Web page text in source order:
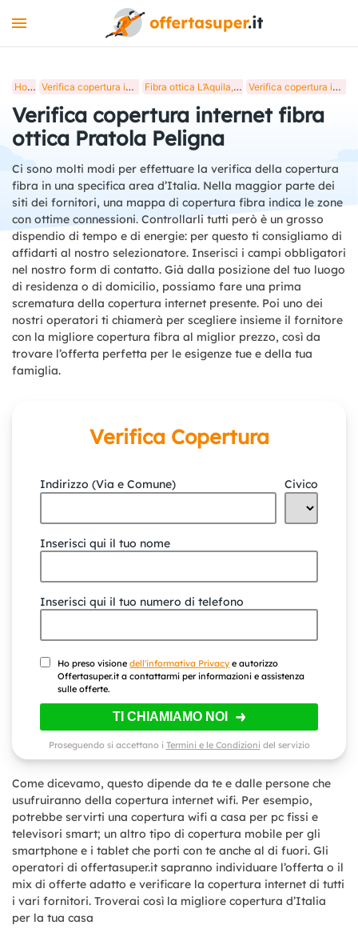
MOBILE
LUCE E GAS
STREAMING
STRUMENTI +
BLOG
Home Verifica copertura internet fibra ottica in Italia Fibra ottica L’Aquila, verifica copertura internet Verifica copertura internet fibra ottica Pratola Peligna
Verifica copertura internet fibra
ottica Pratola Peligna
Ci sono molti modi per effettuare la verifica della copertura
fibra in una specifica area d’Italia. Nella maggior parte dei
siti dei fornitori, una mappa di copertura fibra indica le zone
con ottime connessioni. Controllarli tutti però è un grosso
dispendio di tempo e di energie: per questo ti consigliamo di
affidarti al nostro selezionatore. Inserisci i campi obbligatori
nel nostro form di contatto. Già dalla posizione del tuo luogo
di residenza o di domicilio, possiamo fare una prima
scrematura della copertura internet presente. Poi uno dei
nostri operatori ti chiamerà per scegliere insieme il fornitore
con la migliore copertura fibra al miglior prezzo, così da
trovare l’offerta perfetta per le esigenze tue e della tua
famiglia.
Verifica Copertura
Indirizzo (Via e Comune) Civico
Inserisci qui il tuo nome
Inserisci qui il tuo numero di telefono
Ho preso visionedell'informativa Privacye autorizzo
Offertasuper.it a contattarmi per informazioni e assistenza
sulle offerte.
TI CHIAMIAMO NOI
Proseguendo si accettano i Termini e le Condizioni del servizio
Come dicevamo, questo dipende da te e dalle persone che
usufruiranno della copertura internet wifi. Per esempio,
potrebbe servirti una copertura wifi a casa per pc fissi e
televisori smart; un altro tipo di copertura mobile per gli
smartphone e i tablet che porti con te anche al di fuori. Gli
operatori di offertasuper.it sapranno individuare l’offerta o il
mix di offerte adatto e verificare la copertura internet di tutti
i vari fornitori. Troverai così la migliore copertura d’Italia
per la tua casa